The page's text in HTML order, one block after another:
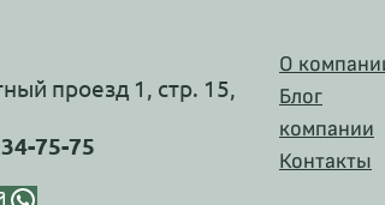
проезд 1, стр. 15,
75-75
О
Блог
компании
Контакты